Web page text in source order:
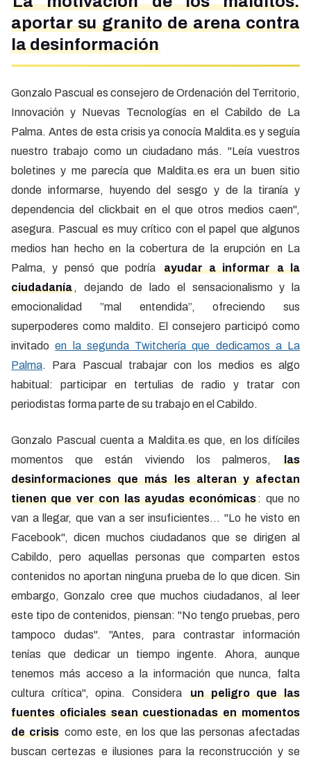
aportar su granito de arena contra
la desinformación
Gonzalo Pascual es consejero de Ordenación del Territorio,
Innovación y Nuevas Tecnologías en el Cabildo de La
Palma. Antes de esta crisis ya conocía Maldita.es y seguía
nuestro trabajo como un ciudadano más. "Leía vuestros
boletines y me parecía que Maldita.es era un buen sitio
donde informarse, huyendo del sesgo y de la tiranía y
dependencia del clickbait en el que otros medios caen",
asegura. Pascual es muy crítico con el papel que algunos
medios han hecho en la cobertura de la erupción en La
Palma, y pensó que podría
ayudar a informar a la
ciudadanía , dejando de lado el sensacionalismo y la
emocionalidad ”mal entendida”, ofreciendo sus
superpoderes como maldito. El consejero participó como
invitadoen la segunda Twitchería que dedicamos a La
Palma. Para Pascual trabajar con los medios es algo
habitual: participar en tertulias de radio y tratar con
periodistas forma parte de su trabajo en el Cabildo.
Gonzalo Pascual cuenta a Maldita.es que, en los difíciles
momentos que están viviendo los palmeros,
las
desinformaciones que más les alteran y afectan
tienen que ver con las ayudas económicas: que no
van a llegar, que van a ser insuficientes… "Lo he visto en
Facebook", dicen muchos ciudadanos que se dirigen al
Cabildo, pero aquellas personas que comparten estos
contenidos no aportan ninguna prueba de lo que dicen. Sin
embargo, Gonzalo cree que muchos ciudadanos, al leer
este tipo de contenidos, piensan: "No tengo pruebas, pero
tampoco dudas". "Antes, para contrastar información
tenías que dedicar un tiempo ingente. Ahora, aunque
tenemos más acceso a la información que nunca, falta
cultura crítica", opina. Considera
un peligro que las
fuentes oficiales sean cuestionadas en momentos
de crisiscomo este, en los que las personas afectadas
buscan certezas e ilusiones para la reconstrucción y se